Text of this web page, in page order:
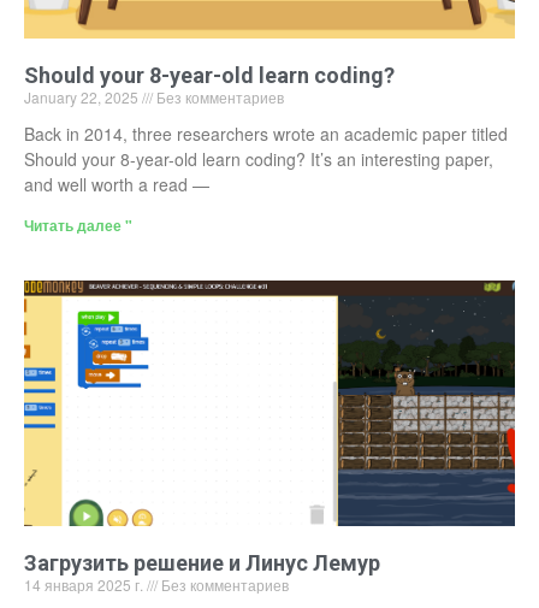
Should your 8-year-old learn coding?
January 22, 2025 Без комментариев
Back in 2014, three researchers wrote an academic paper titled
Should your 8-year-old learn coding? It’s an interesting paper,
and well worth a read —
Читать далее "
Загрузить решение и Линус Лемур
14 января 2025 г. Без комментариев